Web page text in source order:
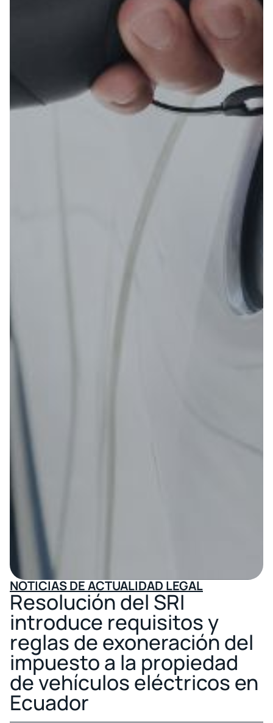
NOTICIAS DE ACTUALIDAD LEGAL
Resolución del SRI
introduce requisitos y
reglas de exoneración del
impuesto a la propiedad
de vehículos eléctricos en
Ecuador